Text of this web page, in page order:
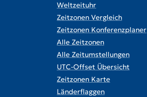
Weltzeituhr
Zeitzonen Vergleich
Zeitzonen Konferenzplaner
Alle Zeitzonen
Alle Zeitumstellungen
UTC-Offset Übersicht
Zeitzonen Karte
Länderflaggen